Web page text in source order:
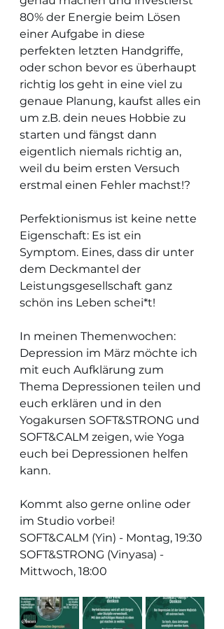
80% der Energie beim Lösen
einer Aufgabe in diese
perfekten letzten Handgriffe,
oder schon bevor es überhaupt
richtig los geht in eine viel zu
genaue Planung, kaufst alles ein
um z.B. dein neues Hobbie zu
starten und fängst dann
eigentlich niemals richtig an,
weil du beim ersten Versuch
erstmal einen Fehler machst!?
Perfektionismus ist keine nette
Eigenschaft: Es ist ein
Symptom. Eines, dass dir unter
dem Deckmantel der
Leistungsgesellschaft ganz
schön ins Leben schei*t!
In meinen Themenwochen:
Depression im März möchte ich
mit euch Aufklärung zum
Thema Depressionen teilen und
euch erklären und in den
Yogakursen SOFT&STRONG und
SOFT&CALM zeigen, wie Yoga
euch bei Depressionen helfen
kann.
Kommt also gerne online oder
im Studio vorbei!
SOFT&CALM (Yin) - Montag, 19:30
SOFT&STRONG (Vinyasa) -
Mittwoch, 18:00